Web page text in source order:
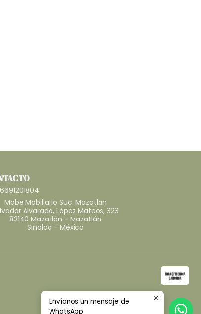
Mobe Mobiliario Suc. Mazatlan
Alvarado, López Mateos, 323
82140 Mazatlán - Mazatlán
Sinaloa - México
Envíanos un mensaje de
WhatsApp